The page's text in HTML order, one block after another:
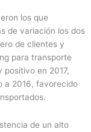
los que
de variación los dos
de clientes y
para transporte
en 2017,
a 2016, favorecido
de un alto